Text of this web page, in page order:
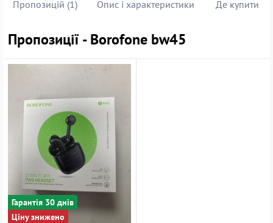
Пропозицій (1) Опис і характеристики Де купити
Пропозиції - Borofone bw45
Гарантiя 30 днiв
Ціну знижено